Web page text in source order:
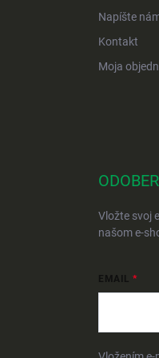
Napíšte
Kontakt
Moja
Vložte svoj
našom e-
EMAIL